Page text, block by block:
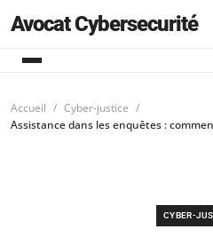
Avocat Cybersecurité
Accueil
Cyber-justice
Assistance dans les enquêtes :
CYBER-